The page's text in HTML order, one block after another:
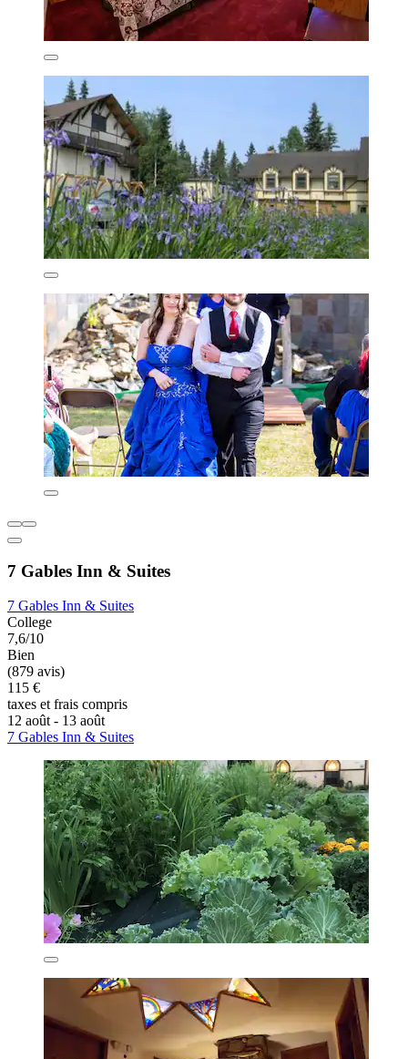
7 Gables Inn & Suites
7 Gables Inn & Suites
College
7,6/10
Bien
(879 avis)
115 €
taxes et frais compris
12 août - 13 août
7 Gables Inn & Suites